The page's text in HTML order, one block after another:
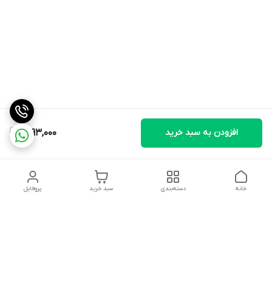
1,293,000 افزودن به سبد خرید
پروفایل سبد خرید دسته‌بندی خانه